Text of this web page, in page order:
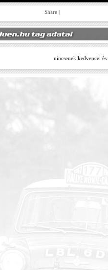
Share |
nincsenek kedvencei